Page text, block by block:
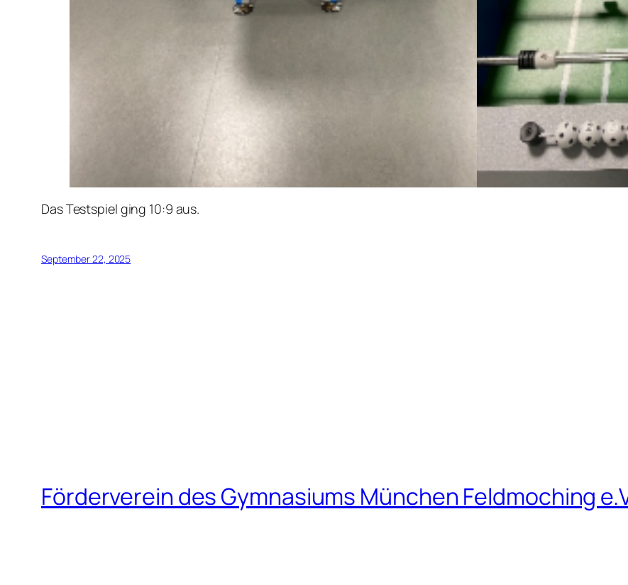
Das Testspiel ging 10:9 aus.
September 22, 2025
Förderverein des Gymnasiums München Feldmoching